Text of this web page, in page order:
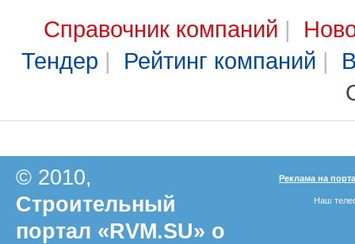
Справочник компаний |
Тендер | Рейтинг компаний |
© 2010,
Строительный
портал «RVM.SU» о
Реклама на
Наш